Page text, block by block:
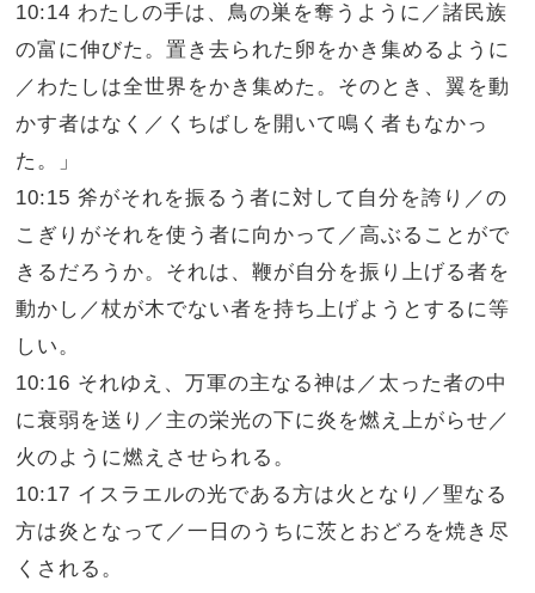
10:14 わたしの手は、鳥の巣を奪うように／諸民族
の富に伸びた。置き去られた卵をかき集めるように
／わたしは全世界をかき集めた。そのとき、翼を動
かす者はなく／くちばしを開いて鳴く者もなかっ
た。」
10:15 斧がそれを振るう者に対して自分を誇り／の
こぎりがそれを使う者に向かって／高ぶることがで
きるだろうか。それは、鞭が自分を振り上げる者を
動かし／杖が木でない者を持ち上げようとするに等
しい。
10:16 それゆえ、万軍の主なる神は／太った者の中
に衰弱を送り／主の栄光の下に炎を燃え上がらせ／
火のように燃えさせられる。
10:17 イスラエルの光である方は火となり／聖なる
方は炎となって／一日のうちに茨とおどろを焼き尽
くされる。